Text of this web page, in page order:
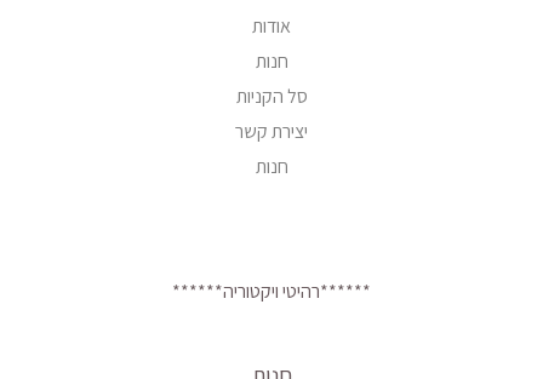
אודות
חנות
סל הקניות
יצירת קשר
חנות
******רהיטי ויקטוריה******